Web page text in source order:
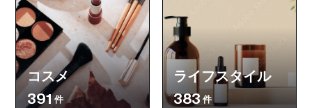
コスメ
391件
ライフスタイル
383 件